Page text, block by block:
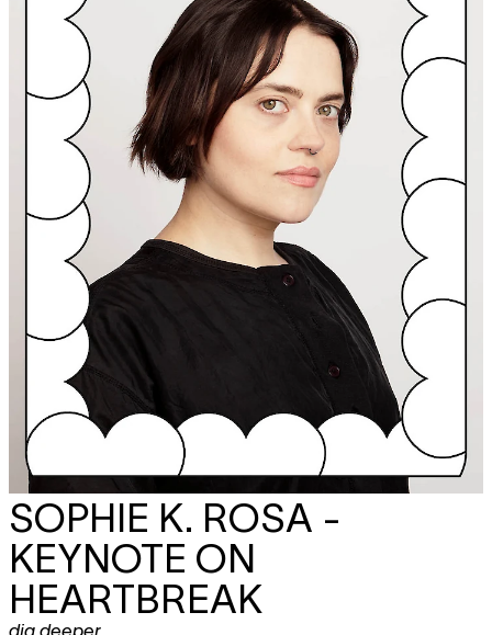
SOPHIE K. ROSA -
KEYNOTE ON
HEARTBREAK
dig deeper